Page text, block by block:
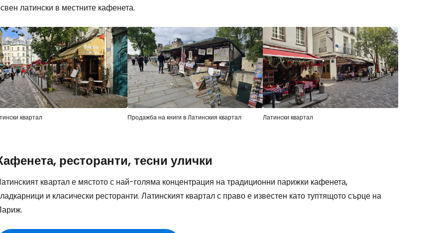
латински в местните кафенета.
квартал Продажба на книги в Латинския квартал Латински квартал
ресторанти, тесни улички
квартал е мястото с най-голяма концентрация на традиционни парижки кафенета,
и класически ресторанти. Латинският квартал с право е известен като туптящото сърце на